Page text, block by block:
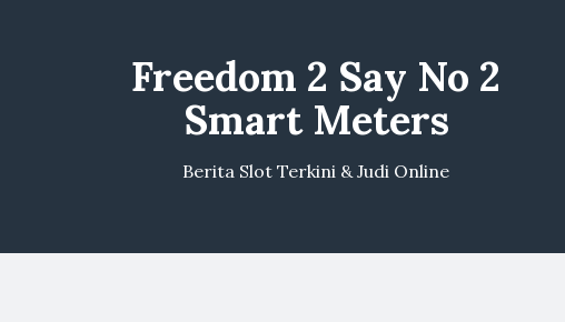
Freedom 2 Say No 2
Smart Meters
Berita Slot Terkini & Judi Online